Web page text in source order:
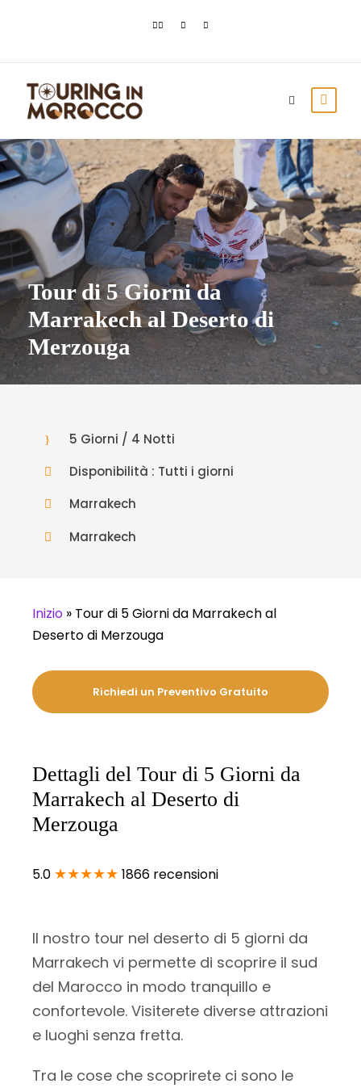
Tour di 5 Giorni da
Marrakech al Deserto di
Merzouga
5 Giorni / 4 Notti
Disponibilità : Tutti i giorni
Marrakech
Marrakech
Inizio » Tour di 5 Giorni da Marrakech al
Deserto di Merzouga
Richiedi un Preventivo Gratuito
Dettagli del Tour di 5 Giorni da
Marrakech al Deserto di
Merzouga
5.0 ★★★★★ 1866 recensioni
Il nostro tour nel deserto di 5 giorni da
Marrakech vi permette di scoprire il sud
del Marocco in modo tranquillo e
confortevole. Visiterete diverse attrazioni
e luoghi senza fretta.
Tra le cose che scoprirete ci sono le